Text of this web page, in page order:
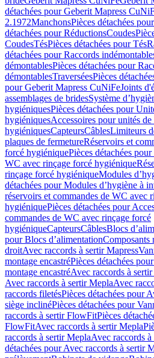
détachées pour Geberit Mapress
2.1972ManchonsPièces détachées
détachées pour RéductionsCoudes
CoudesTésPièces détachées pour Tés
détachées pour Raccords
démontablesPièces détachées pour
démontablesTraverséesPièces
pour Geberit Mapress CuNiFeJoints
assemblages de bridesSystème
hygiéniquesPièces détachées pour
hygiéniquesAccessoires pour unités
hygiéniquesCapteursCâblesLimiteurs
plaques de fermetureRéservoirs et
forcé hygiéniquePièces détachées
WC avec rinçage forcé hygiénique
rinçage forcé hygiéniqueModules
détachées pour Modules d’hygiène à
réservoirs et commandes de WC avec
hygiéniquePièces détachées pour
commandes de WC avec rinçage forcé
hygiéniqueCapteursCâblesBlocs
pour Blocs d’alimentationComposants
droitAvec raccords à sertir Mapress
montage encastréPièces détachées
montage encastréAvec raccords à
Avec raccords à sertir MeplaAvec
raccords filetésPièces détachées pour
siège inclinéPièces détachées pour
raccords à sertir FlowFitPièces
FlowFitAvec raccords à sertir Mepla
raccords à sertir MeplaAvec raccords
détachées pour Avec raccords à sertir